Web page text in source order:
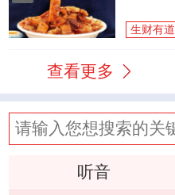
生财有道
查看更多
听音